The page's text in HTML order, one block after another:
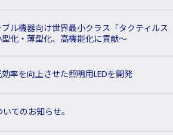
ル機器向け世界最小クラス「タクティルス
化・薄型化、高機能化に貢献～
率を向上させた照明用LEDを開発
てのお知らせ。